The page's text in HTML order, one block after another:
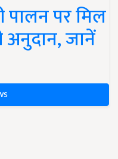
पर मिल
अनुदान, जानें